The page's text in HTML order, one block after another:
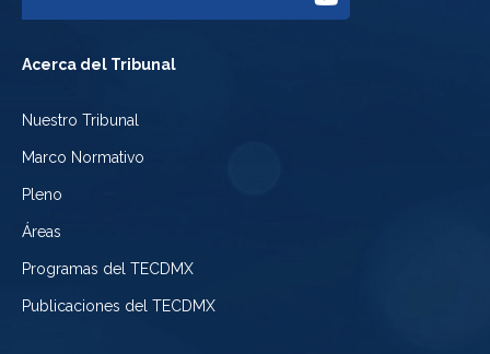
Facebook
Acerca del Tribunal
Nuestro Tribunal
Marco Normativo
Pleno
Áreas
Programas del TECDMX
Publicaciones del TECDMX